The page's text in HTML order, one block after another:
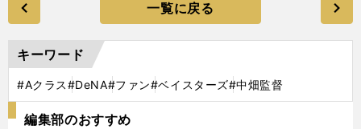
一覧に戻る
キーワード
#Aクラス#DeNA#ファン#ベイスターズ#中畑監督
編集部のおすすめ